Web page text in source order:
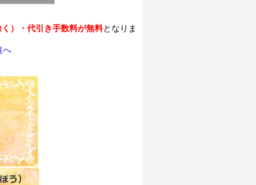
）・代引き手数料が無料となりま
へ